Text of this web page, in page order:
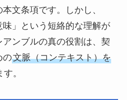
文条項です。しかし、
味」という短絡的な理解が
ンブルの真の役割は、契
の文脈（コンテキスト）を
。